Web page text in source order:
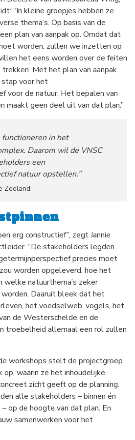
“In kleine groepjes hebben ze
thema’s. Op basis van de
plan van aanpak op. Omdat dat
worden, zullen we inzetten op
het eens worden over de feiten
Met het plan van aanpak
voor het
voor de natuur. Het bepalen van
maakt geen deel uit van dat plan.”
in het
Daarom wil de VNSC
een
natuur opstellen.”
Zeeland
erg constructief”, zegt Jannie
“De stakeholders legden
precies moet
worden opgeleverd, hoe het
welke natuurthema’s zeker
Daaruit bleek dat het
het voedselweb, vogels, het
de Westerschelde en de
troebelheid allemaal een rol zullen
workshops stelt de projectgroep
op, waarin ze het inhoudelijke
zicht geeft op de planning.
alle stakeholders – binnen én
op de hoogte van dat plan. En
samenwerken voor het